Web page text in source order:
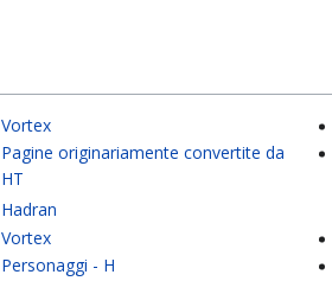
Vortex
Pagine originariamente convertite da
HT
Hadran
Vortex
Personaggi - H